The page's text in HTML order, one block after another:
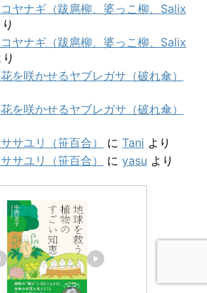
ヤナギ（跋扈柳、婆っこ柳、Salix
ヤナギ（跋扈柳、婆っこ柳、Salix
を咲かせるヤブレガサ（破れ傘）
を咲かせるヤブレガサ（破れ傘）
サユリ（笹百合）
に Tani より
サユリ（笹百合）
に yasu より